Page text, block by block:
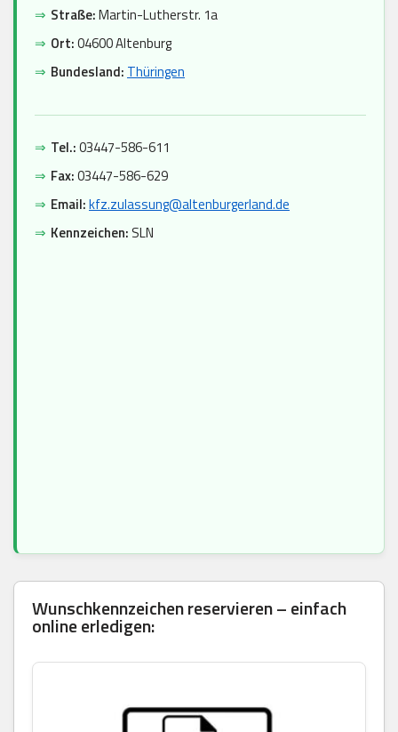
⇒ Straße:Martin-Lutherstr. 1a
⇒ Ort:04600 Altenburg
⇒ Bundesland: Thüringen
⇒ Tel.:03447-586-611
⇒ Fax:03447-586-629
⇒ Email:kfz.zulassung@altenburgerland.de
⇒ Kennzeichen: SLN
Wunschkennzeichen reservieren – einfach
online erledigen: